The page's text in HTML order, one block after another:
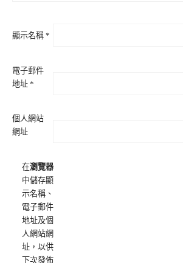
顯示名稱 *
電子郵件
地址 *
個人網站
網址
在瀏覽器
中儲存顯
示名稱、
電子郵件
地址及個
人網站網
址，以供
下次發佈